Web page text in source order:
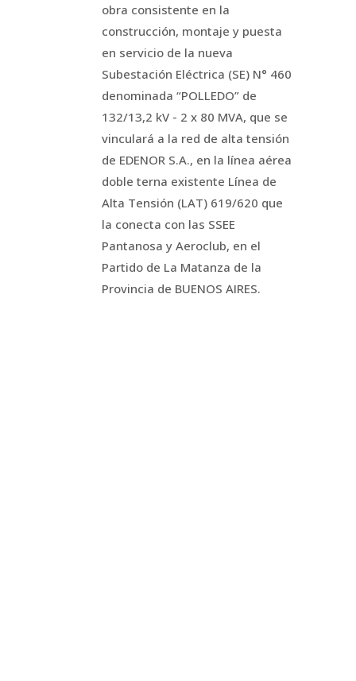
obra consistente en la
construcción, montaje y puesta
en servicio de la nueva
Subestación Eléctrica (SE) N° 460
denominada “POLLEDO” de
132/13,2 kV - 2 x 80 MVA, que se
vinculará a la red de alta tensión
de EDENOR S.A., en la línea aérea
doble terna existente Línea de
Alta Tensión (LAT) 619/620 que
la conecta con las SSEE
Pantanosa y Aeroclub, en el
Partido de La Matanza de la
Provincia de BUENOS AIRES.